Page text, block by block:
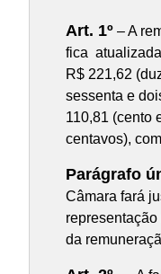
Art. 1º – A
fica
R$ 221,62
sessenta e
110,81 (cento
centavos),
Parágrafo
Câmara fará
da